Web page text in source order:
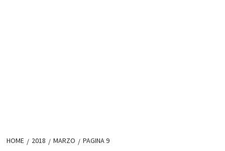
HOME 2018 MARZO PAGINA 9